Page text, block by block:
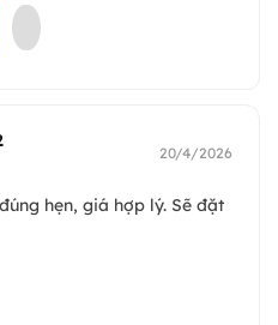
20/4/2026
hẹn, giá hợp lý. Sẽ đặt